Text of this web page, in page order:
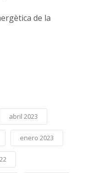
de la
abril 2023
enero 2023